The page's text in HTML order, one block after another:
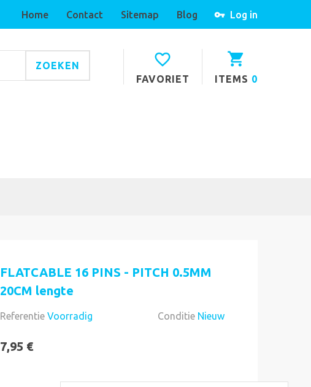
Log in
Home Contact Sitemap Blog
ITEMS 0
FAVORIET
ZOEKEN
FLATCABLE 16 PINS - PITCH 0.5MM
20CM lengte
Referentie Voorradig Conditie Nieuw
7,95 €